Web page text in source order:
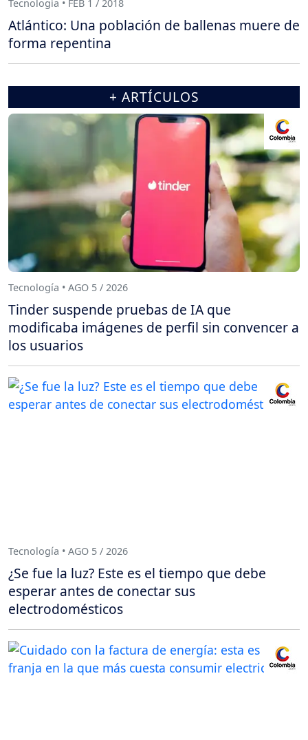
Tecnología • FEB 1 / 2018
Atlántico: Una población de ballenas muere de
forma repentina
+ ARTÍCULOS
Tecnología • AGO 5 / 2026
Tinder suspende pruebas de IA que
modificaba imágenes de perfil sin convencer a
los usuarios
Tecnología • AGO 5 / 2026
¿Se fue la luz? Este es el tiempo que debe
esperar antes de conectar sus
electrodomésticos